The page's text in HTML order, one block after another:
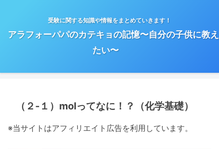
受験に関する知識や情報をまとめていきます！
アラフォーパパのカテキョの記憶〜自分の子供に教え
たい〜
（２-１）molってなに！？（化学基礎）
※当サイトはアフィリエイト広告を利用しています。